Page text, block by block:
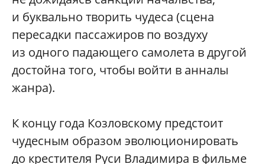
и буквально творить чудеса (сцена
пересадки пассажиров по воздуху
из одного падающего самолета в другой
достойна того, чтобы войти в анналы
жанра).
К концу года Козловскому предстоит
чудесным образом эволюционировать
до крестителя Руси Владимира в фильме